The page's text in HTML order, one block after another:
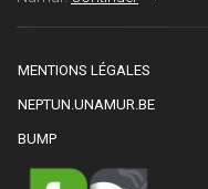
MENTIONS LÉGALES
NEPTUN.UNAMUR.BE
BUMP